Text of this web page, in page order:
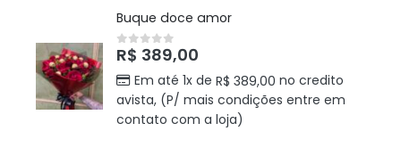
Buque doce amor
0out of 5
R$ 389,00
Em até 1x de R$ 389,00 no credito
avista, (P/ mais condições entre em
contato com a loja)